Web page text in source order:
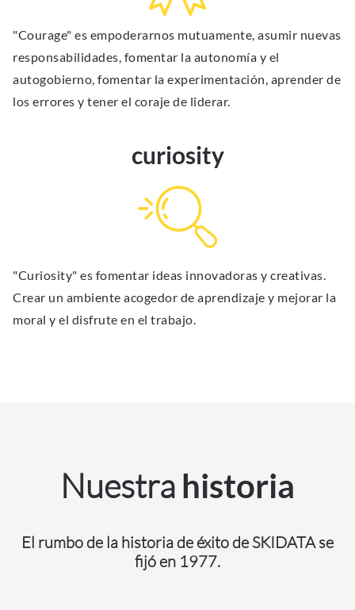
"Courage" es empoderarnos mutuamente, asumir nuevas
responsabilidades, fomentar la autonomía y el
autogobierno, fomentar la experimentación, aprender de
los errores y tener el coraje de liderar.
curiosity
"Curiosity" es fomentar ideas innovadoras y creativas.
Crear un ambiente acogedor de aprendizaje y mejorar la
moral y el disfrute en el trabajo.
Nuestra historia
El rumbo de la historia de éxito de SKIDATA se
fijó en 1977.